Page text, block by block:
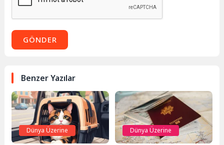
GÖNDER
Benzer Yazılar
Dünya Üzerine Dünya Üzerine